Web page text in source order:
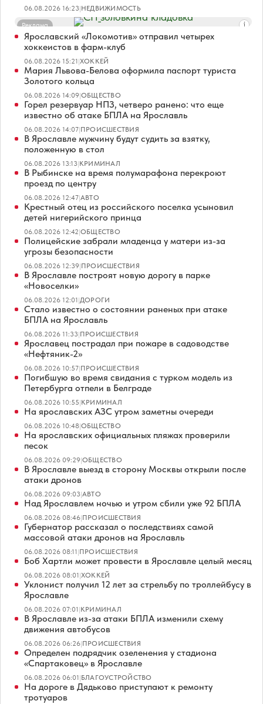
06.08.2026 16:23|НЕДВИЖИМОСТЬ
Реклама
Ярославский «Локомотив» отправил четырех
хоккеистов в фарм-клуб
06.08.2026 15:21|ХОККЕЙ
Мария Львова-Белова оформила паспорт туриста
Золотого кольца
06.08.2026 14:09|ОБЩЕСТВО
Горел резервуар НПЗ, четверо ранено: что еще
известно об атаке БПЛА на Ярославль
06.08.2026 14:07|ПРОИСШЕСТВИЯ
В Ярославле мужчину будут судить за взятку,
положенную в стол
06.08.2026 13:13|КРИМИНАЛ
В Рыбинске на время полумарафона перекроют
проезд по центру
06.08.2026 12:47|АВТО
Крестный отец из российского поселка усыновил
детей нигерийского принца
06.08.2026 12:42|ОБЩЕСТВО
Полицейские забрали младенца у матери из-за
угрозы безопасности
06.08.2026 12:39|ПРОИСШЕСТВИЯ
В Ярославле построят новую дорогу в парке
«Новоселки»
06.08.2026 12:01|ДОРОГИ
Стало известно о состоянии раненых при атаке
БПЛА на Ярославль
06.08.2026 11:33|ПРОИСШЕСТВИЯ
Ярославец пострадал при пожаре в садоводстве
«Нефтяник-2»
06.08.2026 10:57|ПРОИСШЕСТВИЯ
Погибшую во время свидания с турком модель из
Петербурга отпели в Белграде
06.08.2026 10:55|КРИМИНАЛ
На ярославских АЗС утром заметны очереди
06.08.2026 10:48|ОБЩЕСТВО
На ярославских официальных пляжах проверили
песок
06.08.2026 09:29|ОБЩЕСТВО
В Ярославле выезд в сторону Москвы открыли после
атаки дронов
06.08.2026 09:03|АВТО
Над Ярославлем ночью и утром сбили уже 92 БПЛА
06.08.2026 08:46|ПРОИСШЕСТВИЯ
Губернатор рассказал о последствиях самой
массовой атаки дронов на Ярославль
06.08.2026 08:11|ПРОИСШЕСТВИЯ
Боб Хартли может провести в Ярославле целый месяц
06.08.2026 08:01|ХОККЕЙ
Уклонист получил 12 лет за стрельбу по троллейбусу в
Ярославле
06.08.2026 07:01|КРИМИНАЛ
В Ярославле из-за атаки БПЛА изменили схему
движения автобусов
06.08.2026 06:26|ПРОИСШЕСТВИЯ
Определен подрядчик озеленения у стадиона
«Спартаковец» в Ярославле
06.08.2026 06:01|БЛАГОУСТРОЙСТВО
На дороге в Дядьково приступают к ремонту
тротуаров